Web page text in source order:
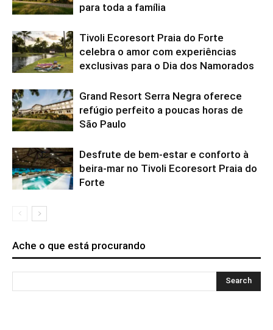
para toda a família
Tivoli Ecoresort Praia do Forte
celebra o amor com experiências
exclusivas para o Dia dos Namorados
Grand Resort Serra Negra oferece
refúgio perfeito a poucas horas de
São Paulo
Desfrute de bem-estar e conforto à
beira-mar no Tivoli Ecoresort Praia do
Forte
Ache o que está procurando